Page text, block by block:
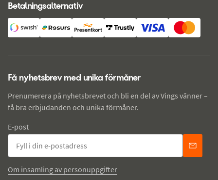
Betalningsalternativ
Få nyhetsbrev med unika förmåner
Prenumerera på nyhetsbrevet och bli en del av Vings vänner –
få bra erbjudanden och unika förmåner.
E-post
Om insamling av personuppgifter